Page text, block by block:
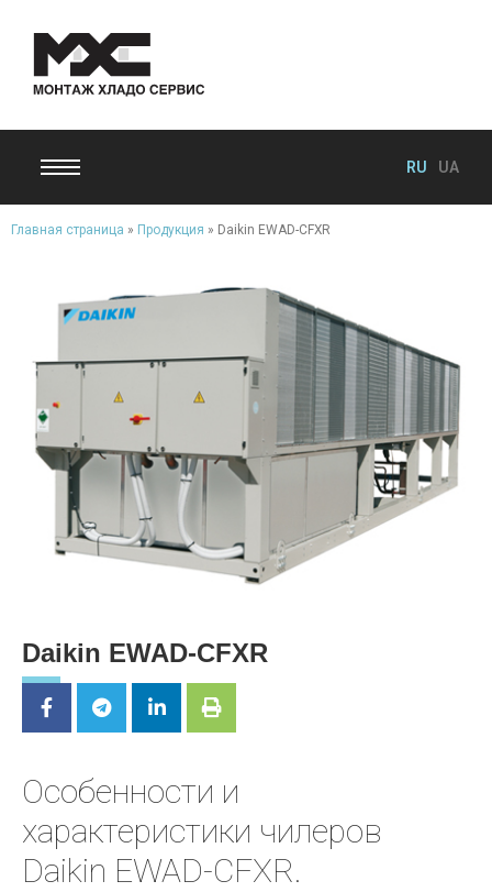
RU UA
Главная страница » Продукция » Daikin EWAD-CFXR
Daikin EWAD-CFXR
Особенности и
характеристики чилеров
Daikin EWAD-CFXR.